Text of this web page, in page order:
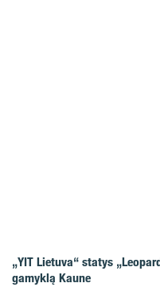
„YIT Lietuva“ statys
gamyklą Kaune